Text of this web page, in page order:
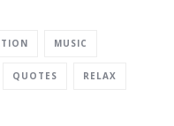
MUSIC
QUOTES RELAX